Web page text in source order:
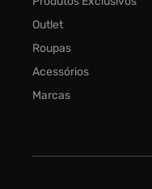
Outlet
Roupas
Acessórios
Marcas